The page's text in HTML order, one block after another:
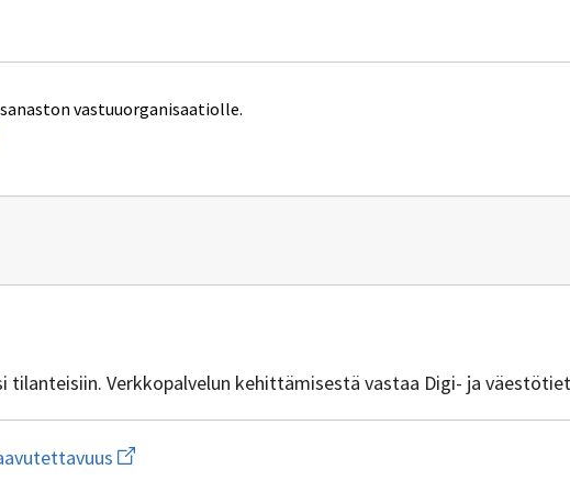
vastuuorganisaatiolle.
tilanteisiin. Verkkopalvelun kehittämisestä vastaa Digi- ja
Avaa
linkki